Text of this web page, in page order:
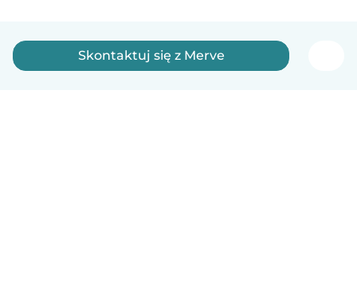
Skontaktuj się z Merve